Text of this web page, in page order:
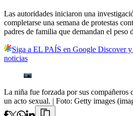
Las autoridades iniciaron una
completarse una semana de protestas
padres de familia que demandan el peso
Siga a EL PAÍS en Google Discover
noticias
La niña fue forzada por sus compañeros
un acto sexual. | Foto: Getty images